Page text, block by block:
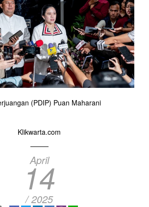
(PDIP) Puan Maharani
Klikwarta.com
April
14
/ 2025